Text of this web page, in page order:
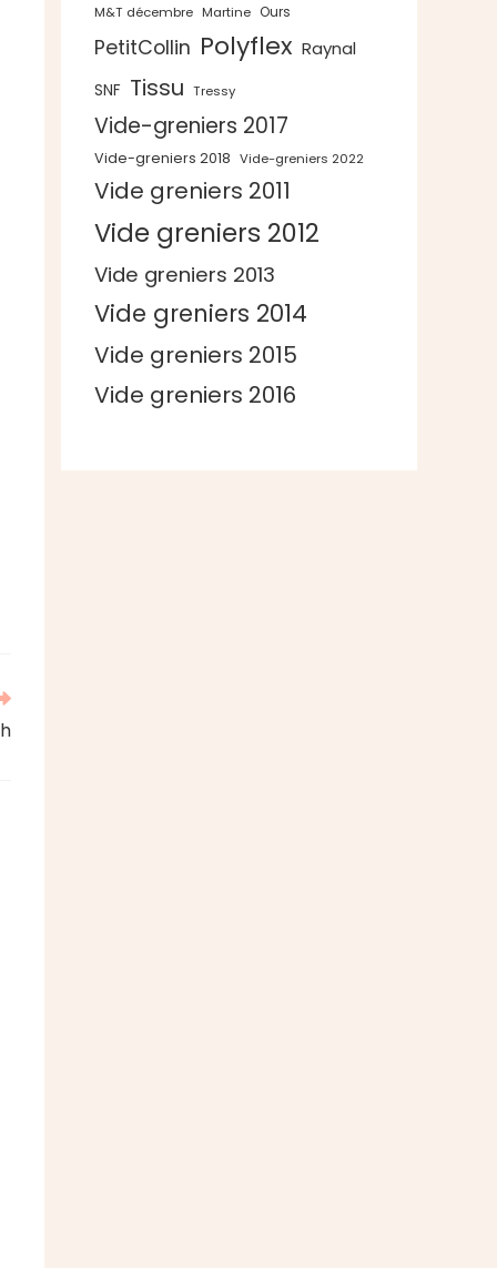
M&T décembre Martine Ours
PetitCollin Polyflex Raynal
SNF Tissu Tressy
Vide-greniers 2017
Vide-greniers 2018 Vide-greniers 2022
Vide greniers 2011
Vide greniers 2012
Vide greniers 2013
Vide greniers 2014
Vide greniers 2015
Vide greniers 2016